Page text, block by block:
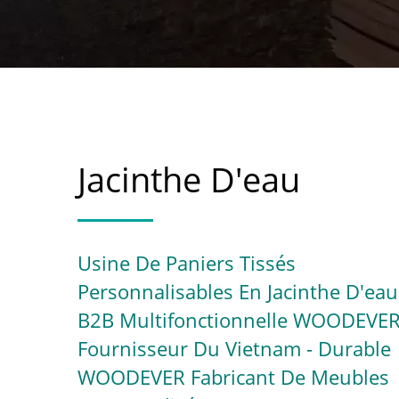
Jacinthe D'eau
Usine De Paniers Tissés
Personnalisables En Jacinthe D'eau
B2B Multifonctionnelle
Fournisseur Du Vietnam - Durable
WOODEVER Fabricant De Meubles